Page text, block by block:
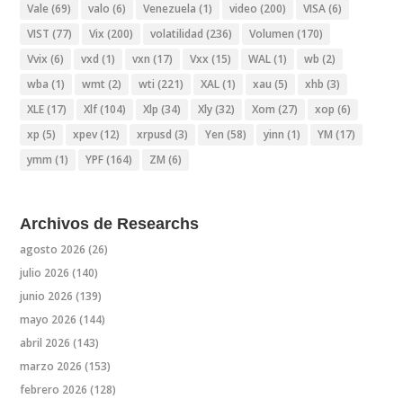
Vale (69) valo (6) Venezuela (1) video (200) VISA(6)
VIST (77) Vix (200) volatilidad (236) Volumen (170)
Vvix (6) vxd (1) vxn (17) Vxx (15) WAL(1) wb (2)
wba (1) wmt (2) wti (221) XAL(1) xau (5) xhb (3)
XLE(17) Xlf(104) Xlp (34) Xly(32) Xom (27) xop (6)
xp (5) xpev(12) xrpusd (3) Yen (58) yinn (1) YM (17)
ymm (1) YPF(164) ZM (6)
Archivos de Researchs
agosto 2026 (26)
julio 2026 (140)
junio 2026 (139)
mayo 2026 (144)
abril 2026 (143)
marzo 2026 (153)
febrero 2026 (128)